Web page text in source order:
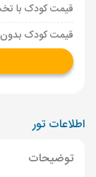
قیمت کودک با
قیمت کودک
اطلاعات تور
توضیحات